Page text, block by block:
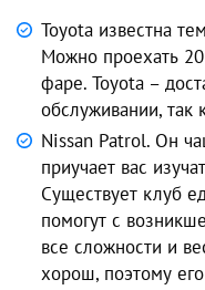
Toyota известна
Можно проехать
фаре. Toyota –
обслуживании, так
Nissan Patrol. Он
приучает вас
Существует клуб
помогут с
все сложности и
хорош, поэтому